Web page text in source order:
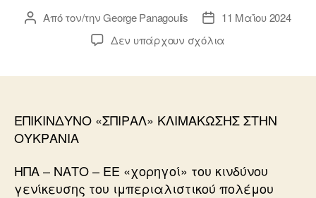
Συντάκτης
Από τον/τηνGeorge Panagoulis
Ημ.
δημοσίευσης
11 Μαΐου 2024
Δεν υπάρχουν σχόλια
ΕΠΙΚΙΝΔΥΝΟ «ΣΠΙΡΑΛ» ΚΛΙΜΑΚΩΣΗΣ ΣΤΗΝ
ΟΥΚΡΑΝΙΑ
ΗΠΑ – ΝΑΤΟ – ΕΕ «χορηγοί» του κινδύνου
γενίκευσης του ιμπεριαλιστικού πολέμου